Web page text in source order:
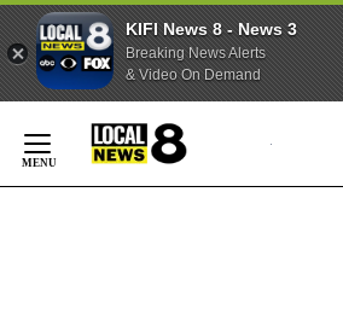
KIFI News 8 - News 3
Breaking News Alerts
& Video On Demand
Content